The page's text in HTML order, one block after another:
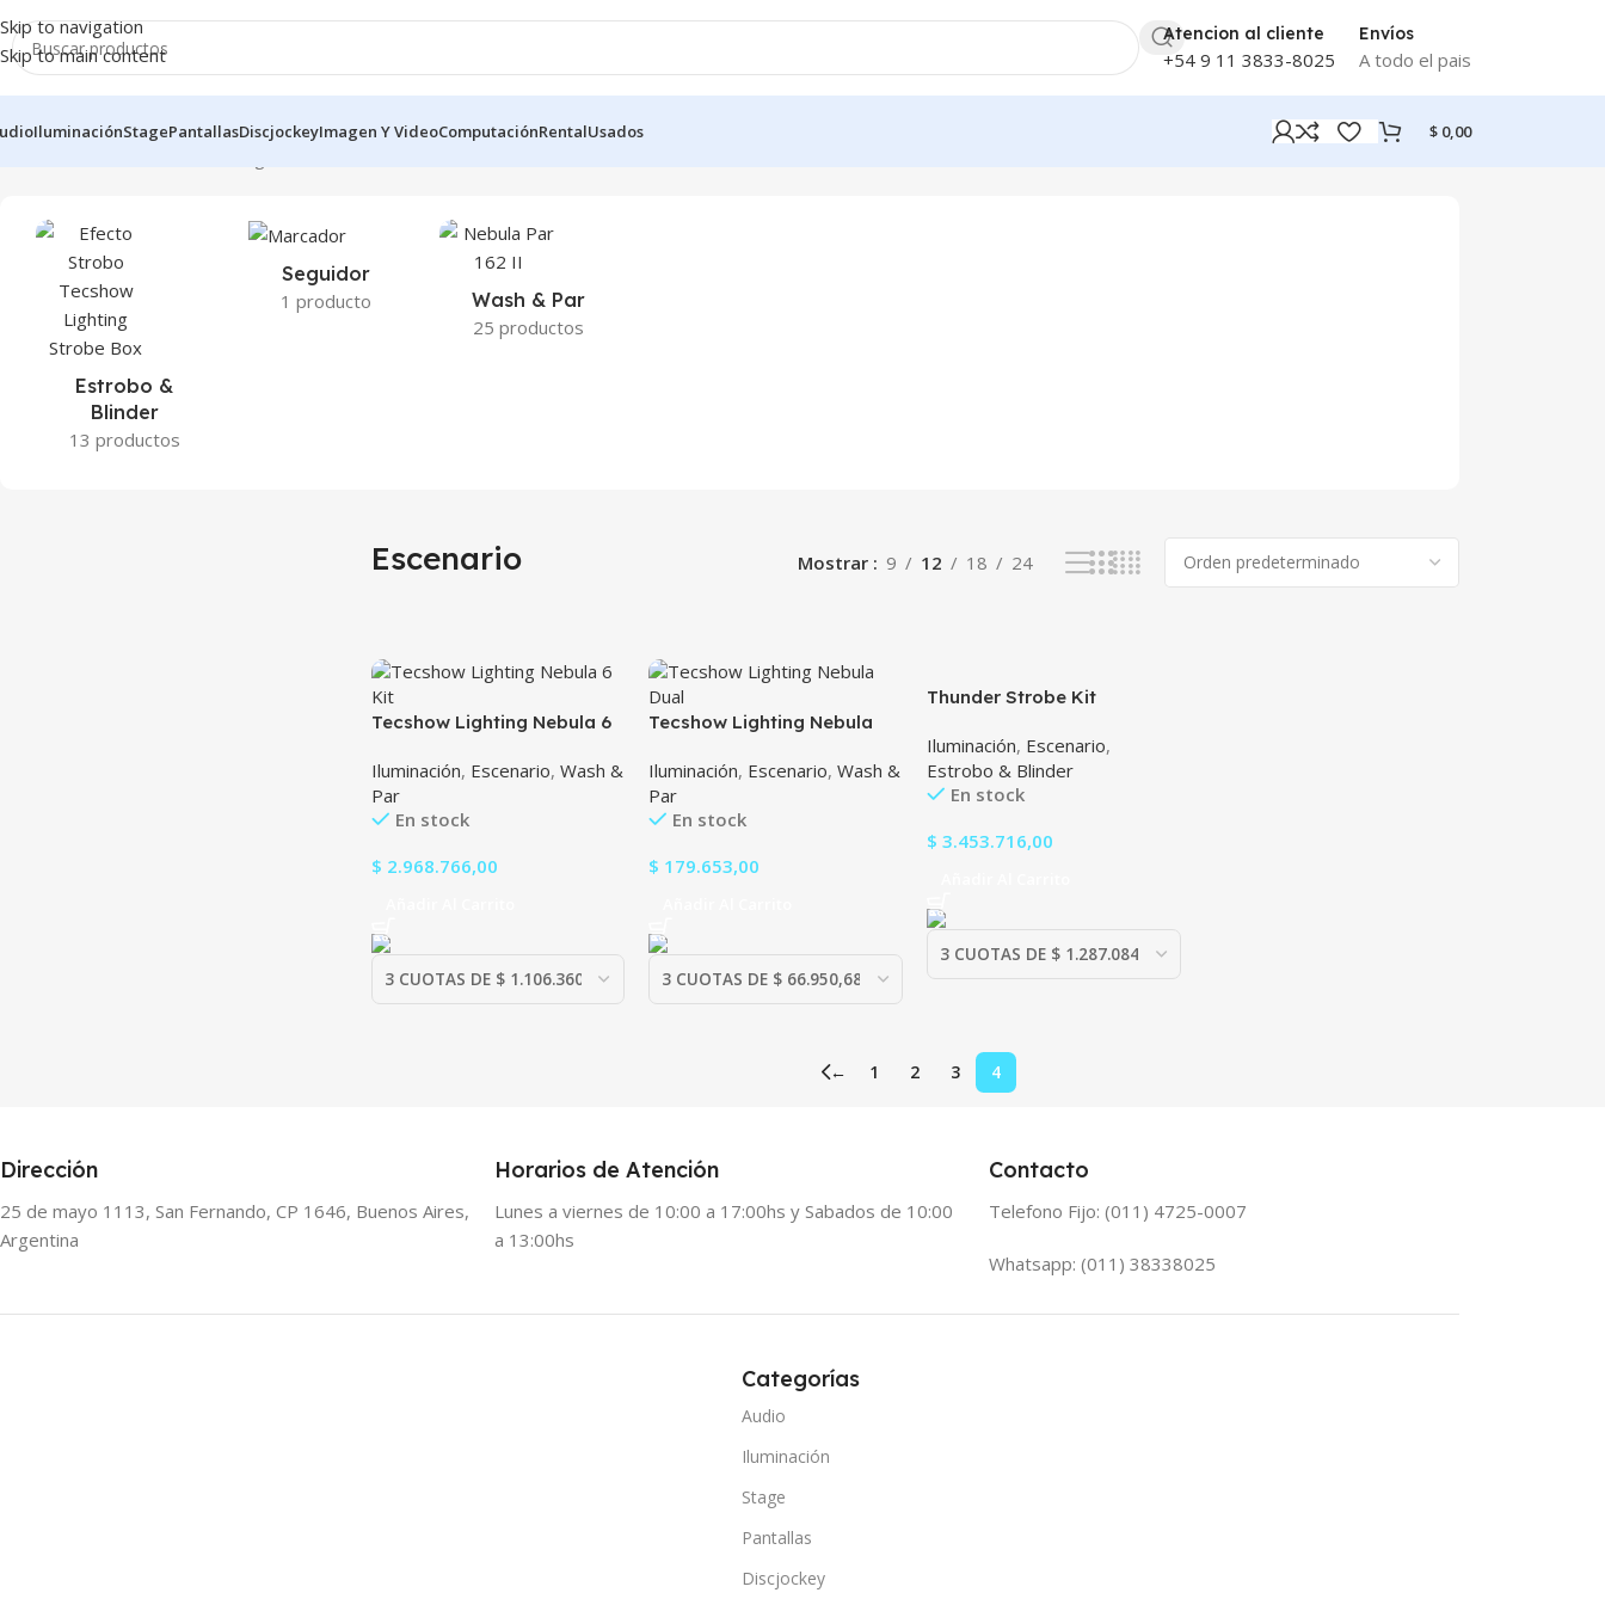
Skip to navigation
Skip to main content
Atencion al cliente
+54 9 11 3833-8025
Envíos
A todo el pais
IluminaciónStagePantallasDiscjockeyImagen Y VideoComputaciónRentalUsados $ 0,00
Estrobo &
Blinder
13 productos
Seguidor
1 producto
Wash & Par
25 productos
Escenario Mostrar 9 12 18 24
Tecshow Lighting Nebula 6
Iluminación, Escenario, Wash &
Par
En stock
$ 2.968.766,00
Tecshow Lighting Nebula
Iluminación, Escenario,Wash &
Par
En stock
$ 179.653,00
Thunder Strobe Kit
Iluminación, Escenario,
Estrobo & Blinder
En stock
$ 3.453.716,00
← 1 2 3 4
Dirección
25 de mayo 1113, San Fernando, CP 1646, Buenos Aires,
Argentina
Horarios de Atención
Lunes a viernes de 10:00 a 17:00hs y Sabados de 10:00
a 13:00hs
Contacto
Telefono Fijo: (011) 4725-0007
Whatsapp: (011) 38338025
Categorías
Audio
Iluminación
Stage
Pantallas
Discjockey